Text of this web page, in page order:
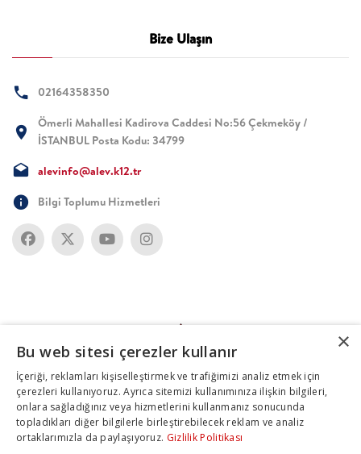
Bize Ulaşın
02164358350
Ömerli Mahallesi Kadirova Caddesi No:56 Çekmeköy /
İSTANBUL Posta Kodu: 34799
alevinfo@alev.k12.tr
Bilgi Toplumu Hizmetleri
×
Bu web sitesi çerezler kullanır
İçeriği, reklamları kişiselleştirmek ve trafiğimizi analiz etmek için
çerezleri kullanıyoruz. Ayrıca sitemizi kullanımınıza ilişkin bilgileri,
onlara sağladığınız veya hizmetlerini kullanmanız sonucunda
topladıkları diğer bilgilerle birleştirebilecek reklam ve analiz
ortaklarımızla da paylaşıyoruz. Gizlilik Politikası